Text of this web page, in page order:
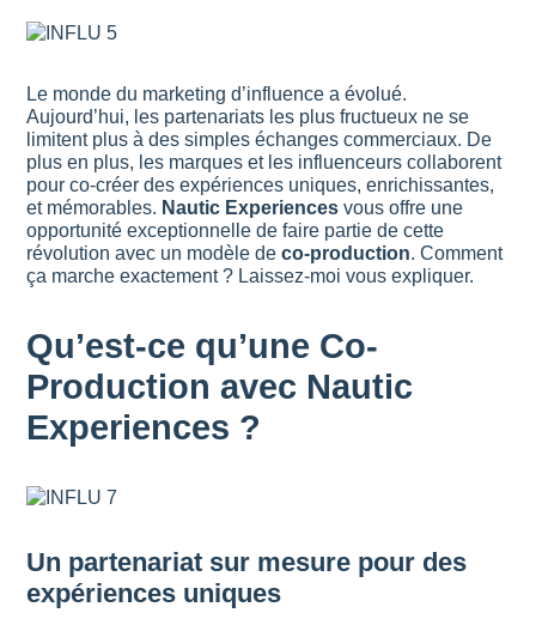
Le monde du marketing d’influence a évolué.
Aujourd’hui, les partenariats les plus fructueux ne se
limitent plus à des simples échanges commerciaux. De
plus en plus, les marques et les influenceurs collaborent
pour co-créer des expériences uniques, enrichissantes,
et mémorables. Nautic Experiences vous offre une
opportunité exceptionnelle de faire partie de cette
révolution avec un modèle deco-production. Comment
ça marche exactement ? Laissez-moi vous expliquer.
Qu’est-ce qu’une Co-
Production avec Nautic
Experiences ?
Un partenariat sur mesure pour des
expériences uniques